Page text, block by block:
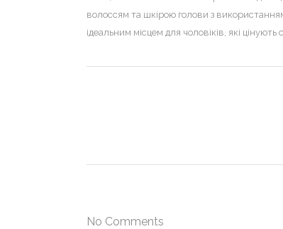
волоссям та шкірою голови з
ідеальним місцем для чоловіків, які
No Comments